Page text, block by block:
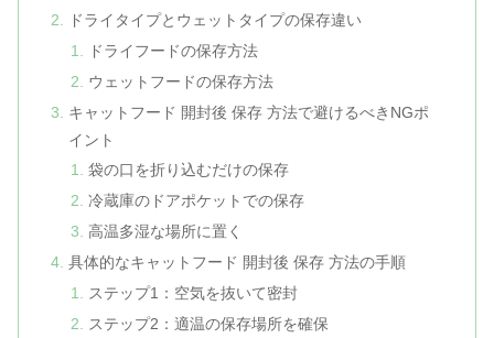
ドライタイプとウェットタイプの保存違い
ドライフードの保存方法
ウェットフードの保存方法
キャットフード 開封後 保存 方法で避けるべきNGポ
イント
袋の口を折り込むだけの保存
冷蔵庫のドアポケットでの保存
高温多湿な場所に置く
具体的なキャットフード 開封後 保存 方法の手順
ステップ1：空気を抜いて密封
ステップ2：適温の保存場所を確保